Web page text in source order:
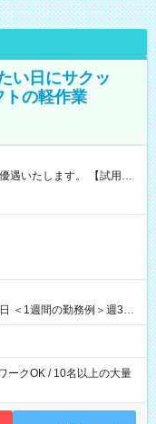
い日にサクッ
トの軽作業
します。 【試用期
＜1週間の勤務例＞週3回
な時にお仕事
ークOK / 10名以上の大量